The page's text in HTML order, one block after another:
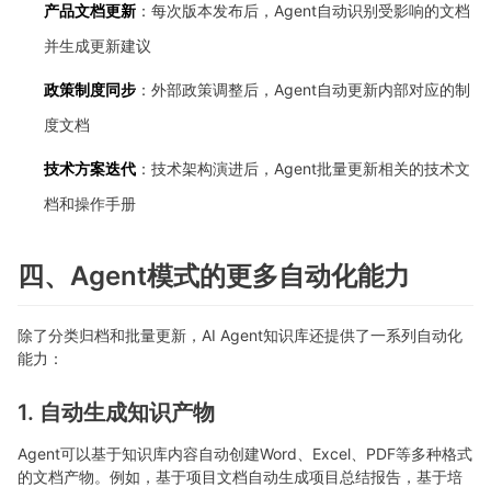
产品文档更新 ：每次版本发布后，Agent自动识别受影响的文档
并生成更新建议
政策制度同步 ：外部政策调整后，Agent自动更新内部对应的制
度文档
技术方案迭代 ：技术架构演进后，Agent批量更新相关的技术文
档和操作手册
四、Agent模式的更多自动化能力
除了分类归档和批量更新，AI Agent知识库还提供了一系列自动化
能力：
1. 自动生成知识产物
Agent可以基于知识库内容自动创建Word、Excel、PDF等多种格式
的文档产物。例如，基于项目文档自动生成项目总结报告，基于培